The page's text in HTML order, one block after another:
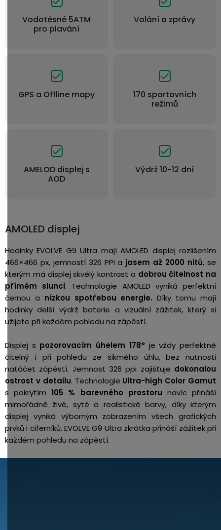
Vodotěsné 5ATM
pro plavání
Volání a zprávy
GPS a Offline mapy
170 sportovních
režimů
AMELOD displej s
AOD
Výdrž 10-12 dní
AMOLED displej
Hodinky EVOLVE G9 Ultra mají AMOLED displej rozlišením
466×466 px, jemností 326 PPI a jasem až 2000 nitů, se
kterým má displej skvělý kontrast a dobrou čitelnost na
přímém slunci. Technologie AMOLED vyniká perfektní
černou a nízkou spotřebou energie. Díky tomu mají
hodinky delší výdrž baterie a vizuální zážitek, který si
užijete při každém pohledu na zápěstí.
Displej s pozorovacím úhelem 178° je vždy perfektně
čitelný i při pohledu ze šikmého úhlu, bez nutnosti
natáčet zápěstí. Jemnost 326 ppi zajišťuje dokonalou
ostrost v detailu. Technologie Ultra-high Color Gamut
s pokrytím105 % barevného prostoru navíc přináší
mimořádně živé, syté a realistické barvy, díky kterým
displej vyniká výborným zobrazením všech grafických
prvků i ciferníků. EVOLVE G9 Ultra zkrátka přináší zážitek při
každém pohledu na zápěstí.